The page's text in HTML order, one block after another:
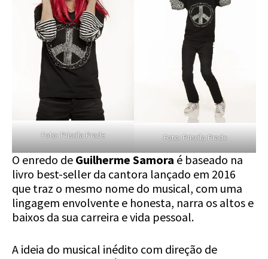
Foto: Priscila Prade Foto: Priscila Prade
O enredo de Guilherme Samora é baseado na
livro best-seller da cantora lançado em 2016
que traz o mesmo nome do musical, com uma
lingagem envolvente e honesta, narra os altos e
baixos da sua carreira e vida pessoal.
A ideia do musical inédito com direção de